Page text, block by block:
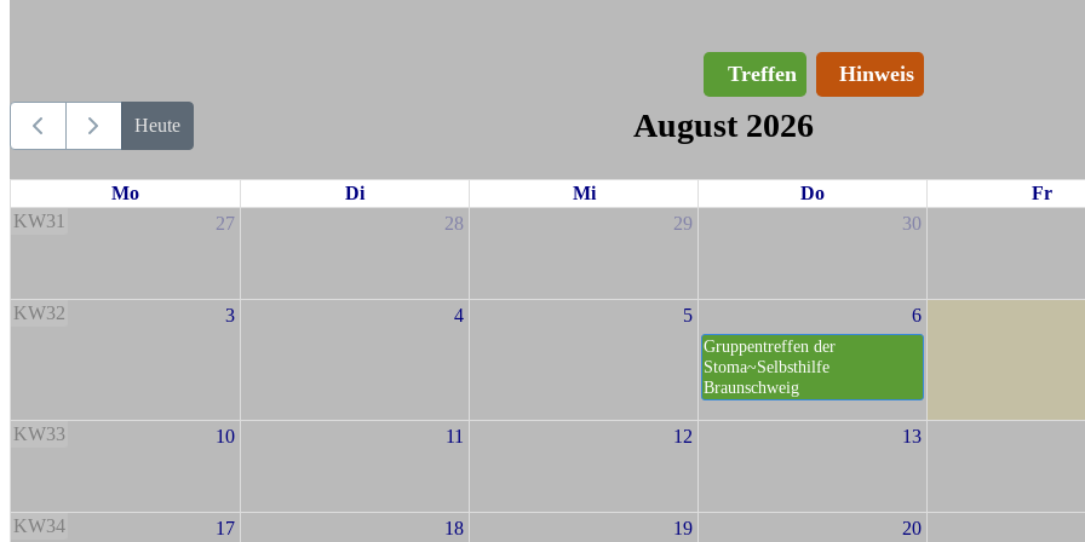
Treffen Hinweis
Heute August 2026
Mo Di Mi Do
Fr
KW31
27 28 29 30
KW32 3 4 5 6
Gruppentreffen der
Stoma~Selbsthilfe
Braunschweig
KW33 10 11 12 13
KW34 17 18 19 20